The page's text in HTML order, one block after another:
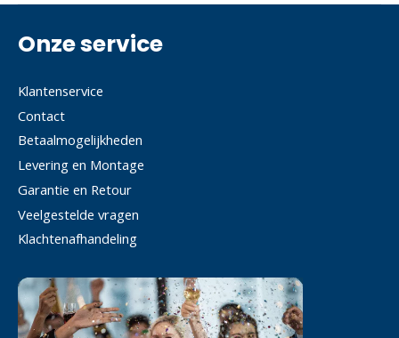
Onze service
Klantenservice
Contact
Betaalmogelijkheden
Levering en Montage
Garantie en Retour
Veelgestelde vragen
Klachtenafhandeling